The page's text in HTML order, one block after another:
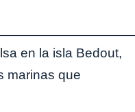
en la isla Bedout,
marinas que